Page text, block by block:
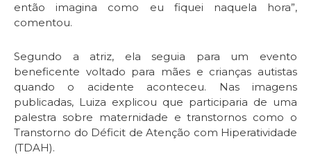
então imagina como eu fiquei naquela hora”,
comentou.
Segundo a atriz, ela seguia para um evento
beneficente voltado para mães e crianças autistas
quando o acidente aconteceu. Nas imagens
publicadas, Luiza explicou que participaria de uma
palestra sobre maternidade e transtornos como o
Transtorno do Déficit de Atenção com Hiperatividade
(TDAH).